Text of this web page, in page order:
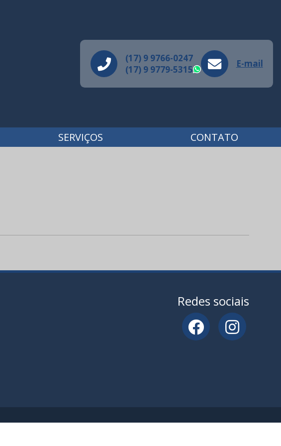
(17) 9 9766-0247
(17) 9 9779-5315
WhatsApp
E-mail
SERVIÇOS CONTATO
Redes sociais